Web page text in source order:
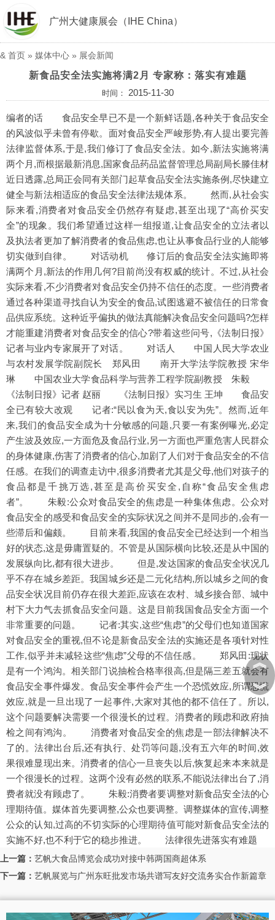
广州大健康展会（IHE China）
& 首页 » 媒体中心 » 展会新闻
新食品安全法实施将满2月 专家称：落实有难题
时间： 2015-11-30
编者的话 食品安全早已不是一个新鲜话题,各种关于食品安全
的风波似乎未曾有停歇。面对食品安全严峻形势,有人提出要完善
法律监督体系,于是,我们修订了食品安全法。如今,新法实施将满
两个月,而根据最新消息,国家食品药品监督管理总局副局长滕佳材
近日透露,总局正会同有关部门起草食品安全法实施条例,尽快建立
健全与新法相适应的食品安全法律法规体系。 然而,从社会实
际来看,消费者对食品安全仍然存有疑虑,甚至出现了“高价买安
全”的现象。我们希望通过这样一组报道,让食品安全的立法者以
及执法者更加了解消费者的食品焦虑,也让从事食品行业的人能够
切实做到自律。 对话动机 修订后的食品安全法实施即将
满两个月,新法的作用几何?目前尚没有权威的统计。不过,从社会
实际来看,不少消费者对食品安全仍持不信任的态度。一些消费者
通过各种渠道寻找自认为安全的食品,试图逃避不被信任的日常食
品供应系统。这种近乎偏执的做法真能解决食品安全问题吗?怎样
才能重建消费者对食品安全的信心?带着这些问号,《法制日报》
记者与业内专家展开了对话。 对话人 中国人民大学农业
与农村发展学院副院长 郑风田 南开大学法学院教授 宋华
琳 中国农业大学食品科学与营养工程学院副教授 朱毅
《法制日报》记者 赵丽 《法制日报》实习生 王坤 食品安
全已有较大改观 记者:“民以食为天,食以安为先”。然而,近年
来,我们的食品安全成为十分敏感的问题,只要一有案例曝光,必定
产生波及效应,一方面危及食品行业,另一方面也严重危害人民群众
的身体健康,伤害了消费者的信心,加剧了人们对于食品安全的不信
任感。在我们的调查走访中,很多消费者尤其是父母,他们对孩子的
食品都是千挑万选,甚至是高价买安全,自称“食品安全焦虑
者”。 朱毅:公众对食品安全的焦虑是一种集体焦虑。公众对
食品安全的感受和食品安全的实际状况之间并不是同步的,会有一
些滞后和偏颇。 目前来看,我国的食品安全已经达到一个相当
好的状态,这是毋庸置疑的。不管是从国际横向比较,还是从中国的
发展纵向比,都有很大进步。 但是,发达国家的食品安全状况几
乎不存在城乡差距。我国城乡还是二元化结构,所以城乡之间的食
品安全状况目前仍存在很大差距,应该在农村、城乡接合部、城中
村下大力气去抓食品安全问题。这是目前我国食品安全方面一个
非常重要的问题。 记者:其实,这些“焦虑”的父母们也知道国家
对食品安全的重视,但不论是新食品安全法的实施还是各项针对性
工作,似乎并未减轻这些“焦虑”父母的不信任感。 郑风田:现状
是有一个鸿沟。相关部门说抽检合格率很高,但是隔三差五就会有
食品安全事件爆发。食品安全事件会产生一个恐慌效应,所谓恐慌
效应,就是一旦出现了一起事件,大家对其他的都不信任了。所以,
这个问题要解决需要一个很漫长的过程。消费者的顾虑和政府抽
检之间有鸿沟。 消费者对食品安全的焦虑是一部法律解决不
了的。法律出台后,还有执行、处罚等问题,没有五六年的时间,效
果很难显现出来。消费者的信心一旦丧失以后,恢复起来本来就是
一个很漫长的过程。这两个没有必然的联系,不能说法律出台了,消
费者就没有顾虑了。 朱毅:消费者要调整对新食品安全法的心
理期待值。媒体首先要调整,公众也要调整。调整媒体的宣传,调整
公众的认知,过高的不切实际的心理期待值可能对新食品安全法的
实施不好,也不利于它的稳步推进。 法律很先进落实有难题
上一篇： 艺帆大食品博览会成功对接中韩两国商超体系
下一篇： 艺帆展览与广州东旺批发市场共谱写友好交流务实合作新篇章
︽
︾